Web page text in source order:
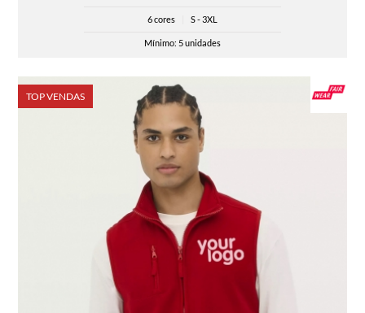
6 cores S - 3XL
Mínimo: 5 unidades
TOP VENDAS